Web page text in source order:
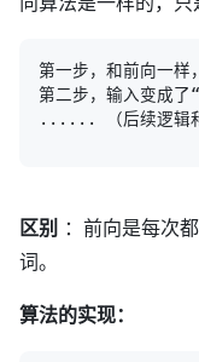
第一步，和前向一样，
第二步，输入变成了
区别 ：前向是每次
词。
算法的实现：